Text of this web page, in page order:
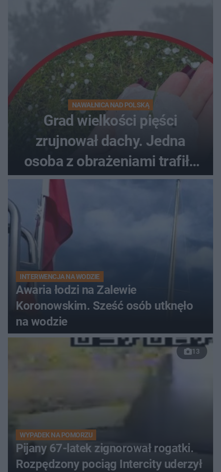
NAWAŁNICA NAD POLSKĄ
Grad wielkości pięści
zrujnował dachy. Jedna
osoba z obrażeniami trafiła
do szpitala
INTERWENCJA NA WODZIE
Awaria łodzi na Zalewie
Koronowskim. Sześć osób utknęło
na wodzie
13
WYPADEK NA POMORZU
Pijany 67-latek zignorował rogatki.
Rozpędzony pociąg Intercity uderzył